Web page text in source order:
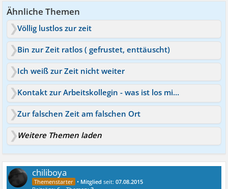
Ähnliche Themen
Völlig lustlos zur zeit
Bin zur Zeit ratlos ( gefrustet, enttäuscht)
Ich weiß zur Zeit nicht weiter
Kontakt zur Arbeitskollegin - was ist los mit mir?
Zur falschen Zeit am falschen Ort
Weitere Themen laden
chiliboya
• Mitglied seit:07.08.2015